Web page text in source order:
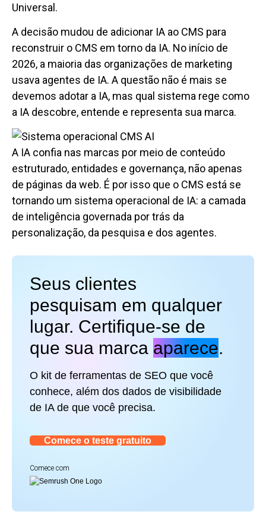
Universal.
A decisão mudou de adicionar IA ao CMS para
reconstruir o CMS em torno da IA. No início de
2026, a maioria das organizações de marketing
usava agentes de IA. A questão não é mais se
devemos adotar a IA, mas qual sistema rege como
a IA descobre, entende e representa sua marca.
A IA confia nas marcas por meio de conteúdo
estruturado, entidades e governança, não apenas
de páginas da web. É por isso que o CMS está se
tornando um sistema operacional de IA: a camada
de inteligência governada por trás da
personalização, da pesquisa e dos agentes.
Seus clientes
pesquisam em qualquer
lugar. Certifique-se de
que sua marca aparece.
O kit de ferramentas de SEO que você
conhece, além dos dados de visibilidade
de IA de que você precisa.
Comece o teste gratuito
Comece com